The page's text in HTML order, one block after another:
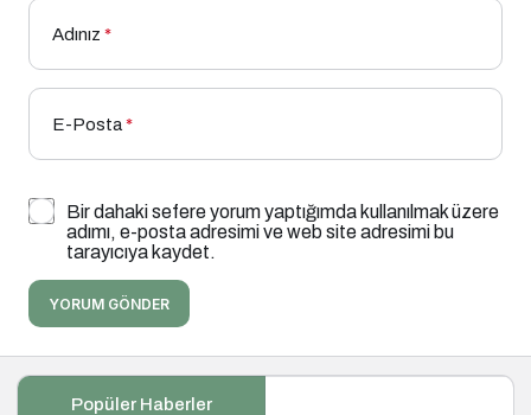
Adınız *
E-Posta*
Bir dahaki sefere yorum yaptığımda kullanılmak üzere
adımı, e-posta adresimi ve web site adresimi bu
tarayıcıya kaydet.
YORUM GÖNDER
Popüler Haberler